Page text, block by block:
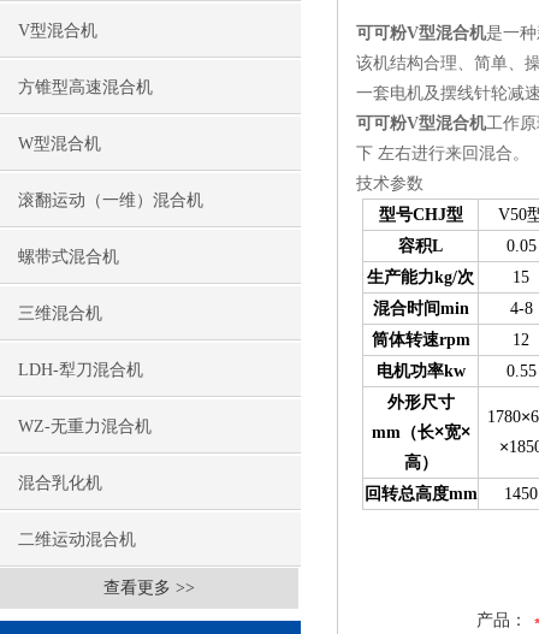
V型混合机
方锥型高速混合机
W型混合机
滚翻运动（一维）混合机
螺带式混合机
三维混合机
LDH-犁刀混合机
WZ-无重力混合机
混合乳化机
二维运动混合机
查看更多 >>
可可粉V型混合机是一
该机结构合理、简单、
一套电机及摆线针轮减
可可粉V型混合机工作
下 左右进行来回混合。
技术参数
型号CHJ型
V50
容积L
0.05
生产能力kg/次
15
混合时间min
4-8
筒体转速rpm
12
电机功率kw
0.55
外形尺寸
mm（长×宽×
高）
1780×
×
回转总高度mm 1450
产品：